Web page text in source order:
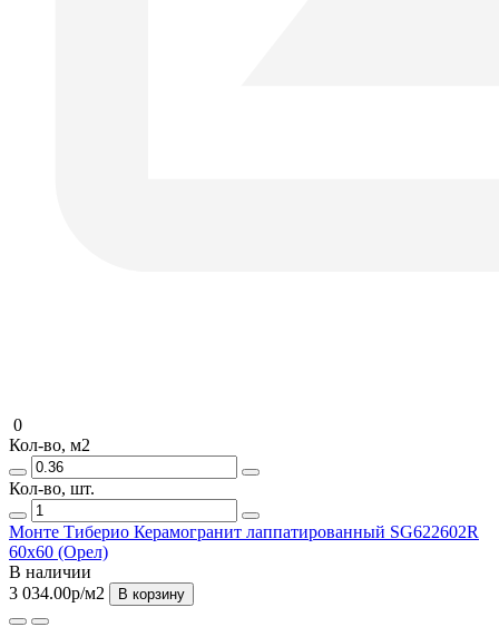
0
Кол-во, м2
Кол-во, шт.
Монте Тиберио Керамогранит лаппатированный SG622602R
60х60 (Орел)
В наличии
3 034.00р/м2 В корзину